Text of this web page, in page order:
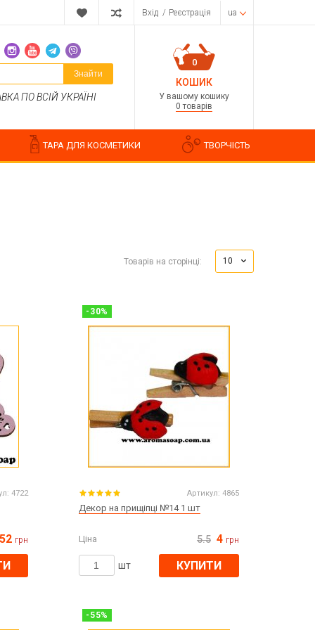
Вхід / Реєстрація ua
Знайти
ПО ВСІЙ УКРАЇНІ
0
КОШИК
У вашому кошику
0 товарів
Ароматизатори харчові
Все для виготовлення парфумів
Мильна основа оптом
Масло для мила оптом
8 березня
1 жовтня День захисників та захисниць
України
ТАРА ДЛЯ КОСМЕТИКИ ТВОРЧІСТЬ
Товарів на сторінці: 10
4722
52 грн
- 30%
Артикул: 4865
Декор на прищіпці №14 1 шт
Ціна 5.5 4 грн
шт КУПИТИ
- 55%